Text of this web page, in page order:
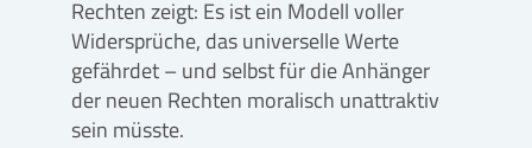
Rechten zeigt: Es ist ein Modell voller
Widersprüche, das universelle Werte
gefährdet – und selbst für die Anhänger
der neuen Rechten moralisch unattraktiv
sein müsste.